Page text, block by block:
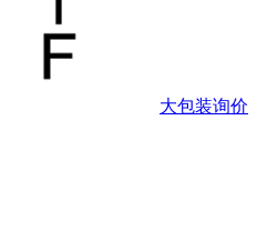
大包装询价